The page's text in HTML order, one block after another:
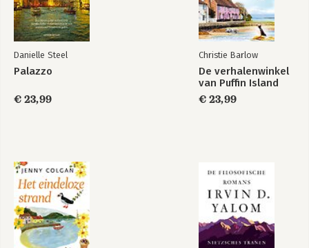
Danielle Steel
Palazzo
€ 23,99
Christie Barlow
De verhalenwinkel
van Puffin Island
€ 23,99